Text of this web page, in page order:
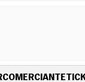
COMERCIANTE